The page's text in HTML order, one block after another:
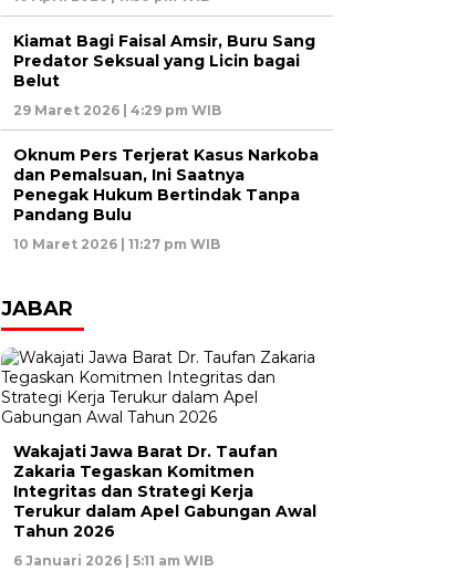
Kiamat Bagi Faisal Amsir, Buru Sang
Predator Seksual yang Licin bagai
Belut
29 Maret 2026 | 4:29 pm WIB
Oknum Pers Terjerat Kasus Narkoba
dan Pemalsuan, Ini Saatnya
Penegak Hukum Bertindak Tanpa
Pandang Bulu
10 Maret 2026 | 11:27 pm WIB
JABAR
Wakajati Jawa Barat Dr. Taufan
Zakaria Tegaskan Komitmen
Integritas dan Strategi Kerja
Terukur dalam Apel Gabungan Awal
Tahun 2026
6 Januari 2026 | 5:11 am WIB